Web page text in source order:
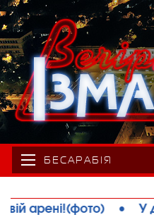
БЕСАРАБІЯ
неділю серпня